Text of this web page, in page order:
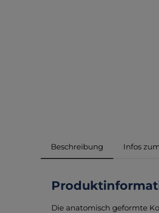
Beschreibung Infos
Die anatomisch geformte